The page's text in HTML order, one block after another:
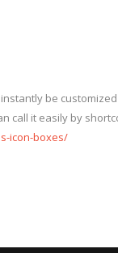
be
call it easily by
icon-boxes/